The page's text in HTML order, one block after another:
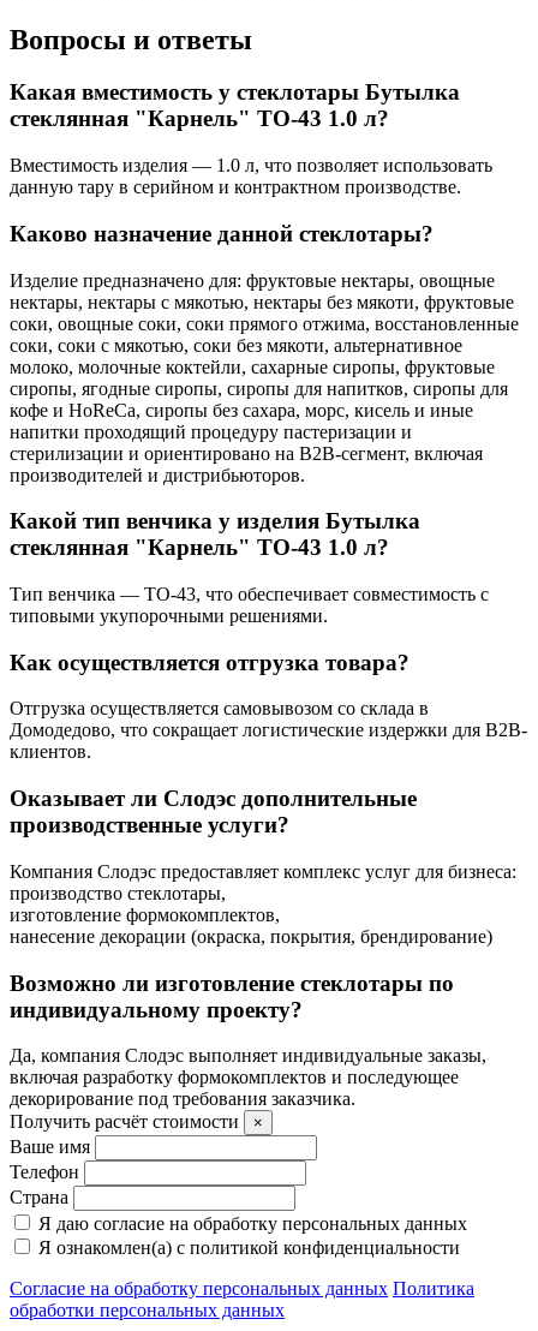
Вопросы и ответы
Какая вместимость у стеклотары Бутылка
стеклянная "Карнель" TO-43 1.0 л?
Вместимость изделия — 1.0 л, что позволяет использовать
данную тару в серийном и контрактном производстве.
Каково назначение данной стеклотары?
Изделие предназначено для: фруктовые нектары, овощные
нектары, нектары с мякотью, нектары без мякоти, фруктовые
соки, овощные соки, соки прямого отжима, восстановленные
соки, соки с мякотью, соки без мякоти, альтернативное
молоко, молочные коктейли, сахарные сиропы, фруктовые
сиропы, ягодные сиропы, сиропы для напитков, сиропы для
кофе и HoReCa, сиропы без сахара, морс, кисель и иные
напитки проходящий процедуру пастеризации и
стерилизации и ориентировано на B2B-сегмент, включая
производителей и дистрибьюторов.
Какой тип венчика у изделия Бутылка
стеклянная "Карнель" TO-43 1.0 л?
Тип венчика — TO-43, что обеспечивает совместимость с
типовыми укупорочными решениями.
Как осуществляется отгрузка товара?
Отгрузка осуществляется самовывозом со склада в
Домодедово, что сокращает логистические издержки для B2B-
клиентов.
Оказывает ли Слодэс дополнительные
производственные услуги?
Компания Слодэс предоставляет комплекс услуг для бизнеса:
производство стеклотары,
изготовление формокомплектов,
нанесение декорации (окраска, покрытия, брендирование)
Возможно ли изготовление стеклотары по
индивидуальному проекту?
Да, компания Слодэс выполняет индивидуальные заказы,
включая разработку формокомплектов и последующее
декорирование под требования заказчика.
Получить расчёт стоимости
×
Ваше имя
Телефон
Страна
Я даю согласие на обработку персональных данных
Я ознакомлен(а) с политикой конфиденциальности
Согласие на обработку персональных данных Политика
обработки персональных данных